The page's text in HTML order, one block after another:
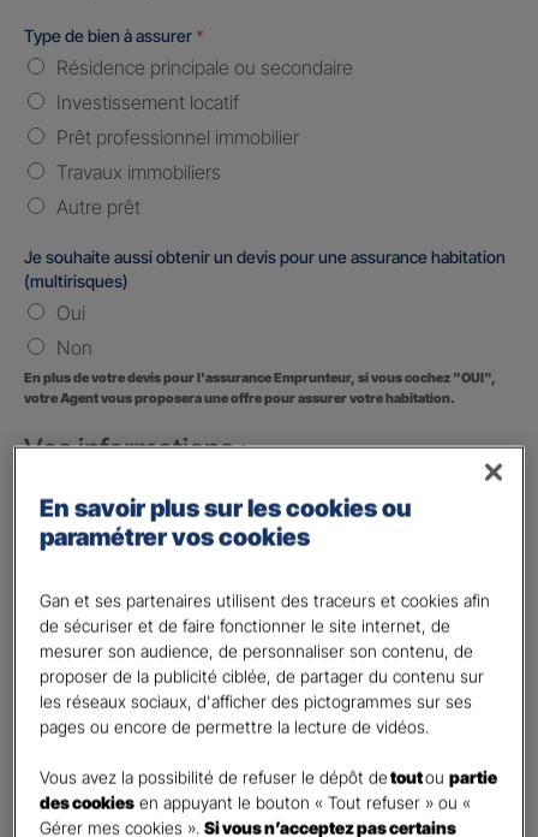
Type de bien à assurer *
Résidence principale ou secondaire
Investissement locatif
Prêt professionnel immobilier
Travaux immobiliers
Autre prêt
Je souhaite aussi obtenir un devis pour une assurance habitation
(multirisques)
Oui
Non
En plus de votre devis pour l'assurance Emprunteur, si vous cochez "OUI",
votre Agent vous proposera une offre pour assurer votre habitation.
Vos informations :
Etes-vous déjà client Gan assurances ?*
Oui
Civilité*
Madame
Monsieur
Contact *
First Last
Téléphone*
En savoir plus sur les cookies ou
paramétrer vos cookies
Gan et ses partenaires utilisent des traceurs et cookies afin
de sécuriser et de faire fonctionner le site internet, de
mesurer son audience, de personnaliser son contenu, de
proposer de la publicité ciblée, de partager du contenu sur
les réseaux sociaux, d'afficher des pictogrammes sur ses
pages ou encore de permettre la lecture de vidéos.
Vous avez la possibilité de refuser le dépôt detoutoupartie
des cookies en appuyant le bouton « Tout refuser » ou «
Gérer mes cookies ».Si vous n’acceptez pas certains